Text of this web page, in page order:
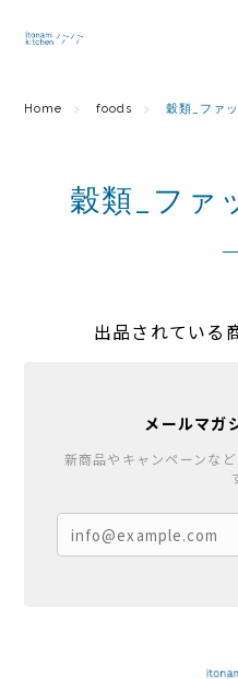
Home foods 穀類_ファ
穀類_ファ
出品されている
メールマガ
新商品やキャンペーンな